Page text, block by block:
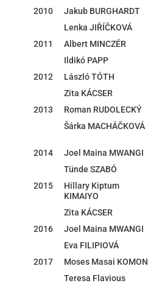
2010
Jakub BURGHARDT
Lenka JIŘÍČKOVÁ
2011
Albert MINCZÉR
Ildikó PAPP
2012
László TÓTH
Zita KÁCSER
2013
Roman RUDOLECKÝ
Šárka MACHÁČKOVÁ
2014
Joel Maina MWANGI
Tünde SZABÓ
2015
Hillary Kiptum
KIMAIYO
Zita KÁCSER
2016
Joel Maina MWANGI
Eva FILIPIOVÁ
2017
Moses Masai KOMON
Teresa Flavious